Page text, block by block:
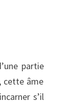
partie
cette âme
s’il